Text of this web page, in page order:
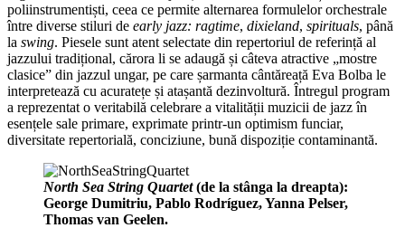
poliinstrumentiști, ceea ce permite alternarea formulelor orchestrale
între diverse stiluri de early jazz: ragtime, dixieland, spirituals, până
la swing. Piesele sunt atent selectate din repertoriul de referință al
jazzului tradițional, cărora li se adaugă și câteva atractive „mostre
clasice” din jazzul ungar, pe care șarmanta cântăreață Eva Bolba le
interpretează cu acuratețe și atașantă dezinvoltură. Întregul program
a reprezentat o veritabilă celebrare a vitalității muzicii de jazz în
esențele sale primare, exprimate printr-un optimism funciar,
diversitate repertorială, conciziune, bună dispoziție contaminantă.
North Sea String Quartet(de la stânga la dreapta):
George Dumitriu, Pablo Rodríguez, Yanna Pelser,
Thomas van Geelen.